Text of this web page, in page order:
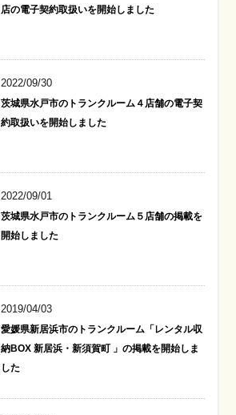
店の電子契約取扱いを開始しました
2022/09/30
茨城県水戸市のトランクルーム４店舗の電子契
約取扱いを開始しました
2022/09/01
茨城県水戸市のトランクルーム５店舗の掲載を
開始しました
2019/04/03
愛媛県新居浜市のトランクルーム「レンタル収
納BOX 新居浜・新須賀町 」の掲載を開始しま
した